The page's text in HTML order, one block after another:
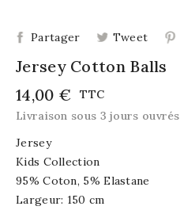
Partager Tweet
Jersey Cotton Balls
14,00 €
TTC
Livraison sous 3 jours ouvrés
Jersey
Kids Collection
95% Coton, 5% Elastane
Largeur: 150 cm